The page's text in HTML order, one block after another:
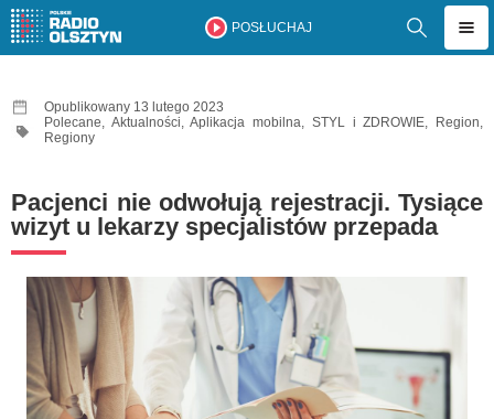
POSŁUCHAJ
Opublikowany 13 lutego 2023
Polecane, Aktualności,Aplikacja mobilna, STYL i ZDROWIE, Region,
Regiony
Pacjenci nie odwołują rejestracji. Tysiące
wizyt u lekarzy specjalistów przepada